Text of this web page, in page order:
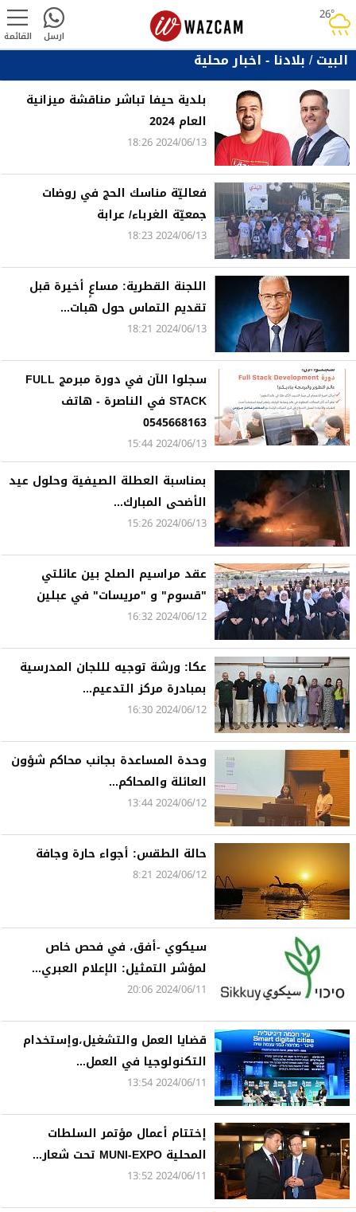
26°rainy القائمة ارسل
البيت/بلادنا - اخبار محلية
بلدية حيفا تباشر مناقشة ميزانية
العام 2024
2024/06/13 18:26
فعاليّة مناسك الحج في روضات
جمعيّة الغرباء/ عرابة
2024/06/13 18:23
اللجنة القطرية: مساعٍ أخيرة قبل
تقديم التماس حول هبات...
2024/06/13 18:21
سجلوا الآن في دورة مبرمج FULL
STACK في الناصرة - هاتف
0545668163
2024/06/13 15:44
بمناسبة العطلة الصيفية وحلول عيد
الأضحى المبارك...
2024/06/13 15:26
عقد مراسيم الصلح بين عائلتي
"قسوم" و "مريسات" في عبلين
2024/06/12 16:32
عكا: ورشة توجيه لللجان المدرسية
بمبادرة مركز التدعيم...
2024/06/12 16:30
وحدة المساعدة بجانب محاكم شؤون
العائلة والمحاكم...
2024/06/12 13:44
حالة الطقس: أجواء حارة وجافة
2024/06/12 8:21
سيكوي -أفق، في فحص خاص
لمؤشر التمثيل: الإعلام العبري...
2024/06/11 20:06
قضايا العمل والتشغيل،وإستخدام
التكنولوجيا في العمل...
2024/06/11 13:54
إختتام أعمال مؤتمر السلطات
المحلية MUNI-EXPO تحت شعار...
2024/06/11 13:52